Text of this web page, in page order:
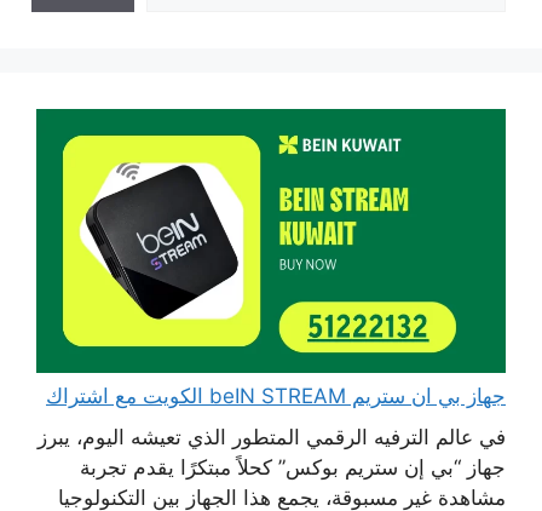
جهاز بي ان ستريم beIN STREAM الكويت مع اشتراك
في عالم الترفيه الرقمي المتطور الذي تعيشه اليوم، يبرز
جهاز “بي إن ستريم بوكس” كحلاً مبتكرًا يقدم تجربة
مشاهدة غير مسبوقة، يجمع هذا الجهاز بين التكنولوجيا